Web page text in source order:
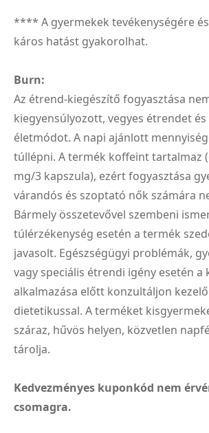
**** A gyermekek tevékenységére
káros hatást gyakorolhat.
Burn:
Az étrend-kiegészítő fogyasztása
kiegyensúlyozott, vegyes étrendet és
életmódot. A napi ajánlott
túllépni. A termék koffeint tartalmaz
mg/3 kapszula), ezért fogyasztása
várandós és szoptató nők számára
Bármely összetevővel szembeni
túlérzékenység esetén a termék
javasolt. Egészségügyi problémák,
vagy speciális étrendi igény esetén a
alkalmazása előtt konzultáljon
dietetikussal. A terméket
száraz, hűvös helyen, közvetlen
tárolja.
Kedvezményes kuponkód nem
csomagra.